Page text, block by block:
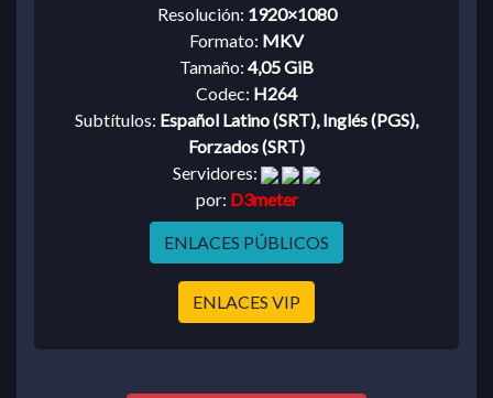
Resolución: 1920×1080
Formato: MKV
Tamaño: 4,05 GiB
Codec: H264
Subtítulos: Español Latino (SRT), Inglés (PGS),
Forzados (SRT)
Servidores:
por: D3meter
ENLACES PÚBLICOS
ENLACES VIP